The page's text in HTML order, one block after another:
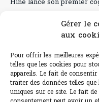
Gérer le
aux
Pour offrir les meilleures
telles que les cookies pour
appareils. Le fait de
traiter des données telles
uniques sur ce site. Le fait
Hine lance son premier
Canicule : A quand le CHR
Sélection de rosés 2026